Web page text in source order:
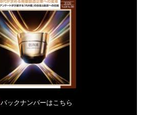
バックナンバーはこちら